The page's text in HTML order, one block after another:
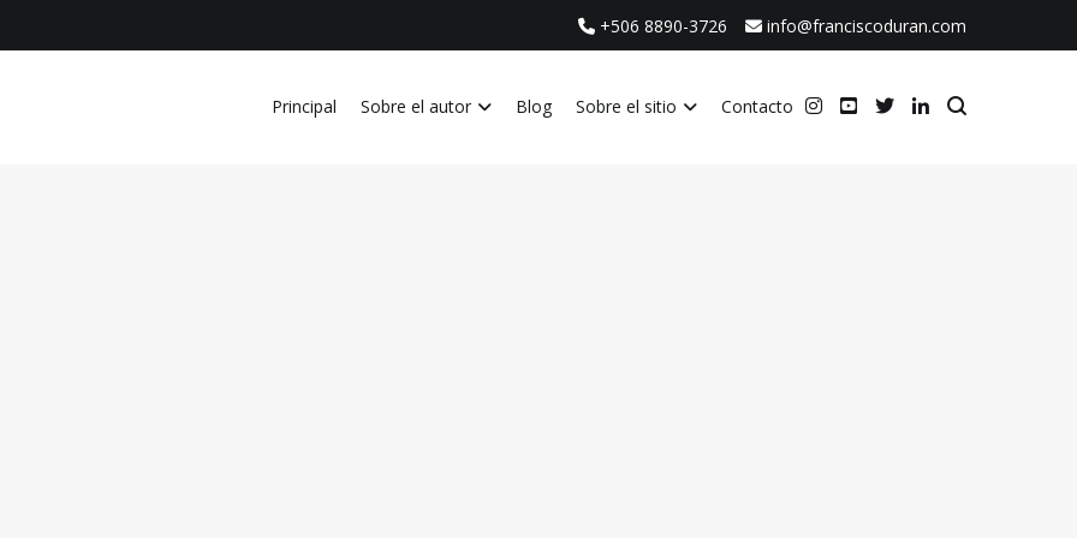
+506 8890-3726 info@franciscoduran.com
Principal Sobre el autor Blog Sobre el sitio Contacto